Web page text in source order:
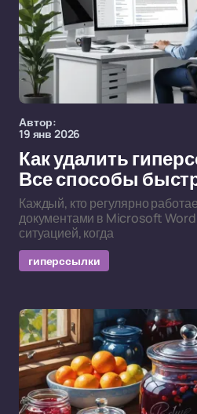
Автор:
19 янв 2026
Как удалить
Все способы
Каждый, кто регулярно
документами в Microsoft
ситуацией, когда
гиперссылки